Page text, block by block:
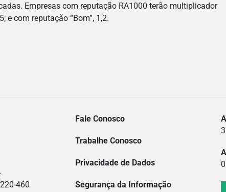
Empresas com reputação RA1000 terão multiplicador
e com reputação “Bom”, 1,2.
460
Fale Conosco
Trabalhe Conosco
Privacidade de Dados
Segurança da Informação